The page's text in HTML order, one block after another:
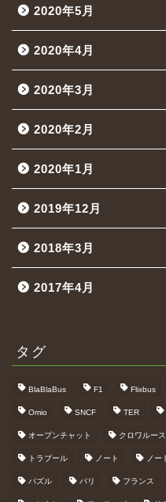
2020年5月
2020年4月
2020年3月
2020年2月
2020年1月
2019年12月
2018年3月
2017年4月
タグ
BlaBlaBus F1 Flixbus
Omio SNCF TER
オープンチャット クロワルース
トラブール ノート ノー
パズル パリ フランス